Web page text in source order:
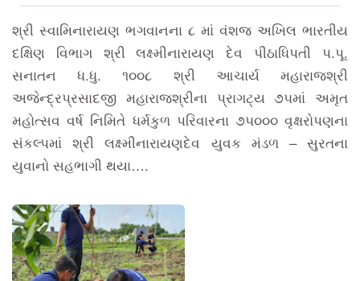
શ્રી સ્વામિનારાયણ ભગવાનના ૮ માં વંશજ અખિલ ભારતીય
દક્ષિણ વિભાગ શ્રી લક્ષ્મીનારાયણ દેવ પીઠાધિપતી પ.પૂ.
સનાતન ધ.ધુ. ૧૦૦૮ શ્રી આચાર્ય મહારાજશ્રી
અજેન્દ્રપ્રસાદજી મહારાજશ્રીના પ્રાગટ્ય ૭૫માં અમૃત
મહોત્સવ વર્ષ નિમિતે ધર્મકુળ પરિવારના ૭૫૦૦૦ વૃક્ષરોપણના
સંકલ્પમાં શ્રી લક્ષ્મીનારાયણદેવ યુવક મંડળ – સુરતના
યુવાનો સહભાગી થયા….